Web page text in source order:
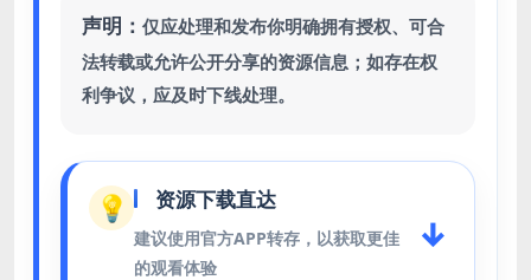
声明： 仅应处理和发布你明确拥有授权、可合
法转载或允许公开分享的资源信息；如存在权
利争议，应及时下线处理。
💡 资源下载直达
建议使用官方APP转存，以获取更佳
的观看体验
↓